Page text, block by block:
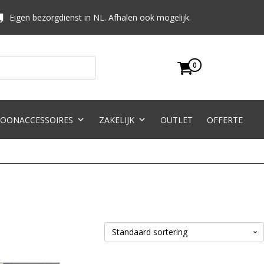
Eigen bezorgdienst in NL. Afhalen ook mogelijk.
0
ZAKELIJK OUTLET OFFERTE